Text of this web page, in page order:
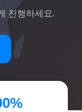
진행하세요.